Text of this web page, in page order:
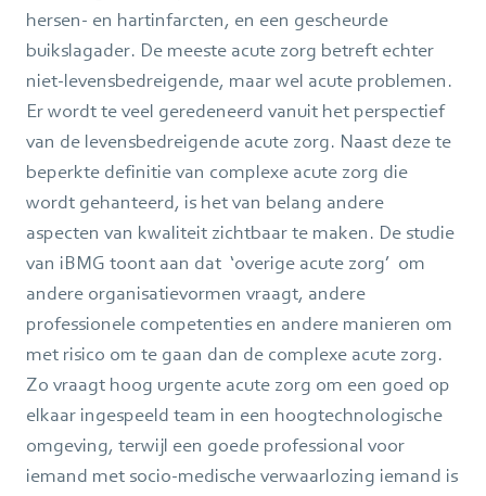
hersen- en hartinfarcten, en een gescheurde
buikslagader. De meeste acute zorg betreft echter
niet-levensbedreigende, maar wel acute problemen.
Er wordt te veel geredeneerd vanuit het perspectief
van de levensbedreigende acute zorg. Naast deze te
beperkte definitie van complexe acute zorg die
wordt gehanteerd, is het van belang andere
aspecten van kwaliteit zichtbaar te maken. De studie
van iBMG toont aan dat ‘overige acute zorg’ om
andere organisatievormen vraagt, andere
professionele competenties en andere manieren om
met risico om te gaan dan de complexe acute zorg.
Zo vraagt hoog urgente acute zorg om een goed op
elkaar ingespeeld team in een hoogtechnologische
omgeving, terwijl een goede professional voor
iemand met socio-medische verwaarlozing iemand is